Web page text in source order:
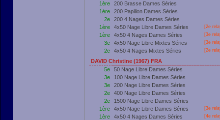
1ère
200 Brasse Dames Séries
1ère
200 Papillon Dames Séries
2e
200 4 Nages Dames Séries
1ère
4x50 Nage Libre Dames Séries [2e
1ère 4x50 4 Nages Dames Séries [3e
3e 4x50 Nage Libre Mixtes Séries [3e
2e 4x50 4 Nages Mixtes Séries [2e
DAVID Christine (1967) FRA
5e
50 Nage Libre Dames Séries
3e
100 Nage Libre Dames Séries
3e
200 Nage Libre Dames Séries
2e
400 Nage Libre Dames Séries
2e
1500 Nage Libre Dames Séries
1ère
4x50 Nage Libre Dames Séries [3e
1ère 4x50 4 Nages Dames Séries [4e